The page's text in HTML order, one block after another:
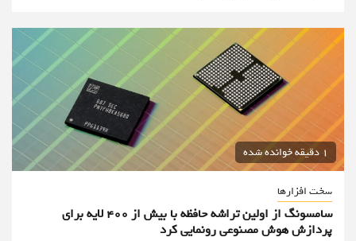
1 دقیقه خوانده شده
سخت افزارها
سامسونگ از اولین تراشه حافظه با بیش از ۴۰۰ لایه برای
پردازش هوش مصنوعی رونمایی کرد